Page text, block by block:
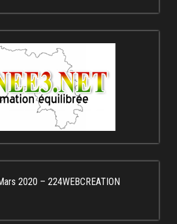
2020 – 224WEBCREATION